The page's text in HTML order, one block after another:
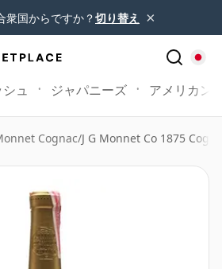
衆国からですか？切り替え ×
ュ ジャパニーズ アメリカン
Cognac/J G Monnet Co 1875